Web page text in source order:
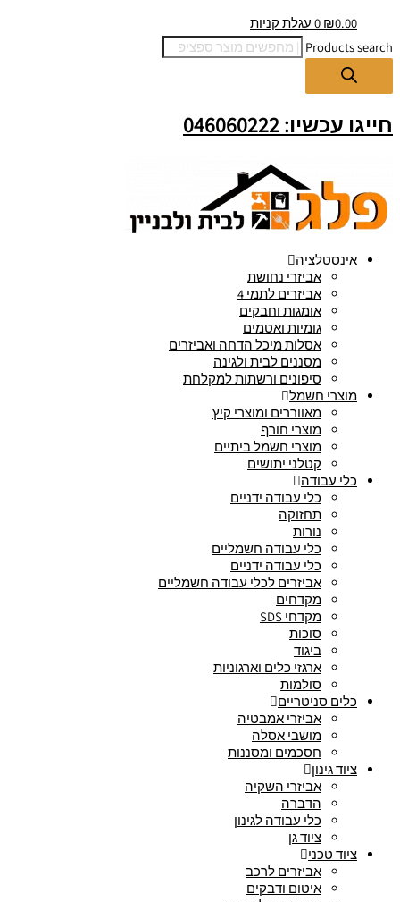
₪0.00
0 עגלת קניות
Products search
חייגו עכשיו: 046060222
אינסטלציה
אביזרי נחושת
אביזרים לתמי 4
אומגות וחבקים
גומיות ואטמים
אסלות מיכל הדחה ואביזרים
מסננים לבית ולגינה
סיפונים ורשתות למקלחת
מוצרי חשמל
מאווררים ומוצרי קיץ
מוצרי חורף
מוצרי חשמל ביתיים
קטלני יתושים
כלי עבודה
כלי עבודה ידניים
תחזוקה
נורות
כלי עבודה חשמליים
כלי עבודה ידניים
אביזרים לכלי עבודה חשמליים
מקדחים
מקדחי SDS
סוכות
ביגוד
ארגזי כלים וארגוניות
סולמות
כלים סניטריים
אביזרי אמבטיה
מושבי אסלה
חסכמים ומסננות
ציוד גינון
אביזרי השקיה
הדברה
כלי עבודה לגינון
ציוד גן
ציוד טכני
אביזרים לרכב
איטום ודבקים